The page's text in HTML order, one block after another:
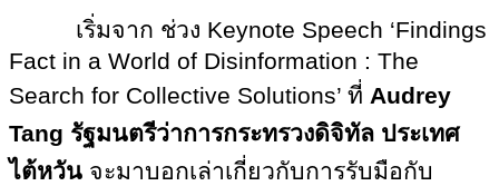
เริ่มจาก ช่วง Keynote Speech ‘Findings
Fact in a World of Disinformation : The
Search for Collective Solutions’ ที่ Audrey
Tang รัฐมนตรีว่าการกระทรวงดิจิทัล ประเทศ
ไต้หวัน จะมาบอกเล่าเกี่ยวกับการรับมือกับ